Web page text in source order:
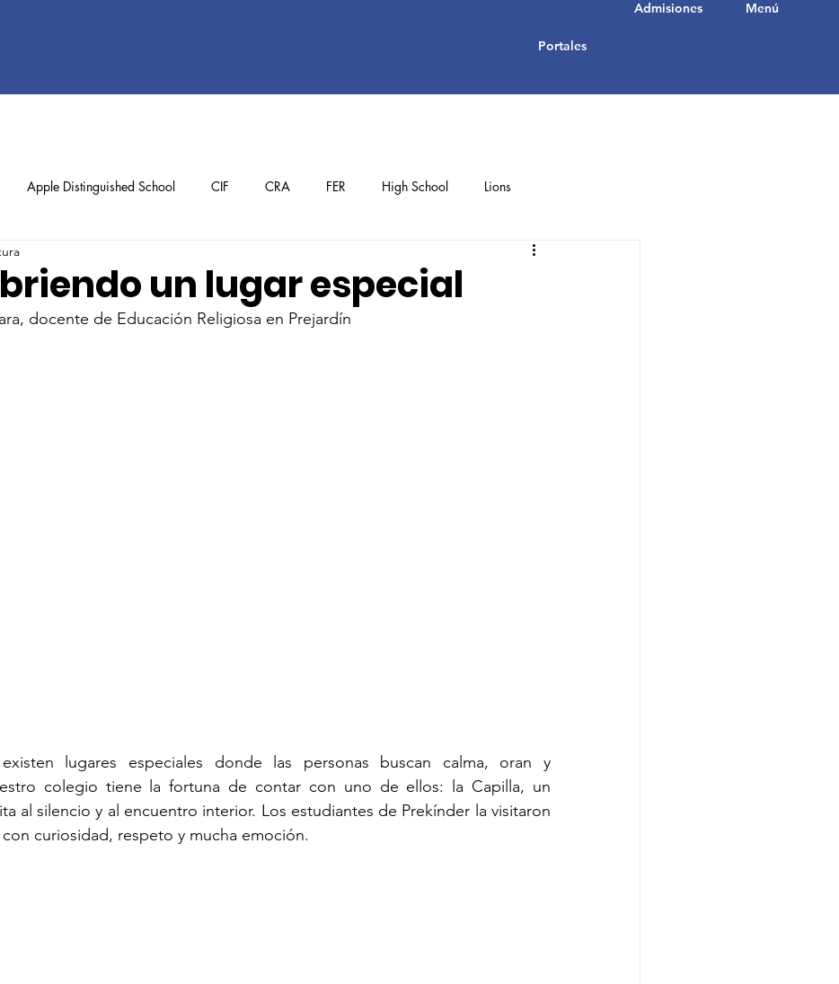
Portales
Menú
Admisiones
Apple Distinguished School CIF CRA FER High School Lions
Student Achievements
un lugar especial
docente de Educación Religiosa en Prejardín
lugares especiales donde las personas buscan calma, oran y
colegio tiene la fortuna de contar con uno de ellos: la Capilla, un
al silencio y al encuentro interior. Los estudiantes de Prekínder la visitaron
curiosidad, respeto y mucha emoción.